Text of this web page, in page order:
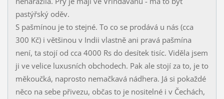
pastýřský oděv.
S pašmínou je to stejné. To co se prodává u nás (cca
300 Kč) i většinou v Indii vlastně ani pravá pašmína
není, ta stojí od cca 4000 Rs do desítek tisíc. Viděla jsem
ji ve velice luxusních obchodech. Pak ale stojí za to, je to
měkoučká, naprosto nemačkavá nádhera. Já si pokaždé
něco na sebe přivezu, občas to je nositelné i v Čechách,